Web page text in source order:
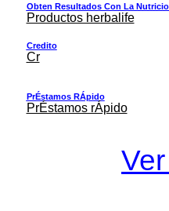
Obten Resultados Con La
Productos herbalife
Credito
Cr
PrÉstamos RÁpido
PrÉstamos rÁpido